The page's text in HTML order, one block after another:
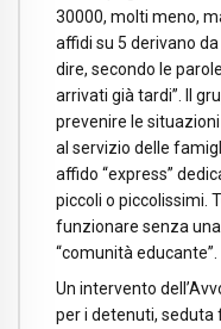
30000, molti meno,
affidi su 5 derivano
dire, secondo le
arrivati già tardi”. Il
prevenire le
al servizio delle
affido “express”
piccoli o piccolissimi.
funzionare senza
“comunità educante”.
Un intervento
per i detenuti, seduta